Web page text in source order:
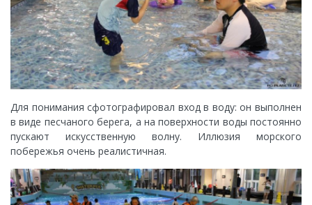
Для понимания сфотографировал вход в воду: он выполнен
в виде песчаного берега, а на поверхности воды постоянно
пускают искусственную волну. Иллюзия морского
побережья очень реалистичная.